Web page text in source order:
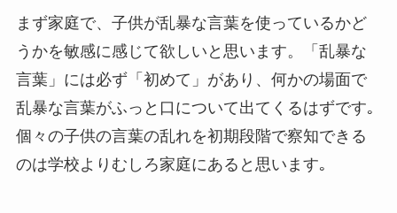
まず家庭で、子供が乱暴な言葉を使っているかど
うかを敏感に感じて欲しいと思います。「乱暴な
言葉」には必ず「初めて」があり、何かの場面で
乱暴な言葉がふっと口について出てくるはずです｡
個々の子供の言葉の乱れを初期段階で察知できる
のは学校よりむしろ家庭にあると思います｡